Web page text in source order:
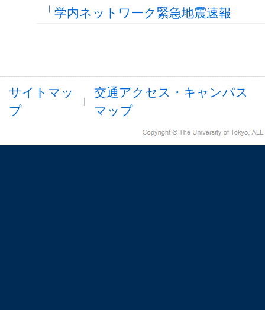
学内ネットワーク緊急地震速報
サイトマッ
プ
交通アクセス・キャンパス
マップ